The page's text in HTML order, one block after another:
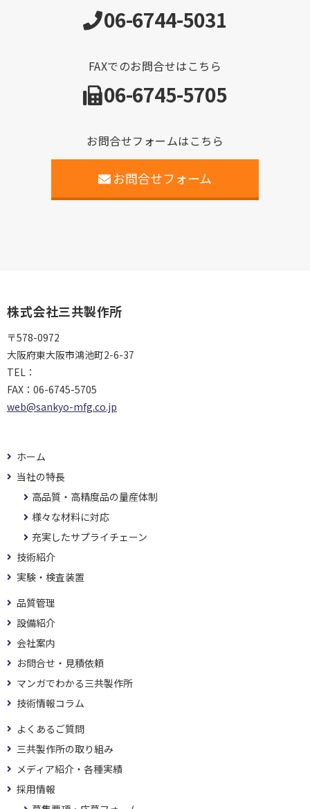
06-6744-5031
FAXでのお問合せはこちら
06-6745-5705
お問合せフォームはこちら
お問合せフォーム
株式会社三共製作所
〒578-0972
大阪府東大阪市鴻池町2-6-37
TEL：
FAX： 06-6745-5705
web@sankyo-mfg.co.jp
ホーム
当社の特長
高品質・高精度品の量産体制
様々な材料に対応
充実したサプライチェーン
技術紹介
実験・検査装置
品質管理
設備紹介
会社案内
お問合せ・見積依頼
マンガでわかる三共製作所
技術情報コラム
よくあるご質問
三共製作所の取り組み
メディア紹介・各種実績
採用情報